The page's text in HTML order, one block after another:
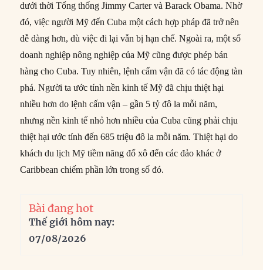
dưới thời Tổng thống Jimmy Carter và Barack Obama. Nhờ
đó, việc người Mỹ đến Cuba một cách hợp pháp đã trở nên
dễ dàng hơn, dù việc đi lại vẫn bị hạn chế. Ngoài ra, một số
doanh nghiệp nông nghiệp của Mỹ cũng được phép bán
hàng cho Cuba. Tuy nhiên, lệnh cấm vận đã có tác động tàn
phá. Người ta ước tính nền kinh tế Mỹ đã chịu thiệt hại
nhiều hơn do lệnh cấm vận – gần 5 tỷ đô la mỗi năm,
nhưng nền kinh tế nhỏ hơn nhiều của Cuba cũng phải chịu
thiệt hại ước tính đến 685 triệu đô la mỗi năm. Thiệt hại do
khách du lịch Mỹ tiềm năng đổ xô đến các đảo khác ở
Caribbean chiếm phần lớn trong số đó.
Bài đang hot
Thế giới hôm nay:
07/08/2026